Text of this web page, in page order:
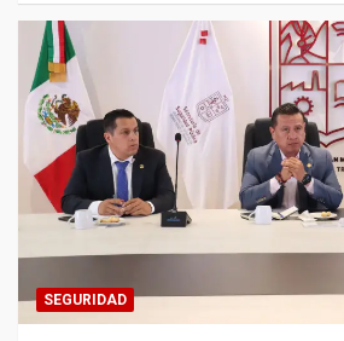
SEGURIDAD